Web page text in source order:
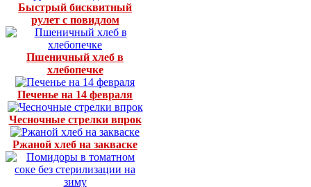
Быстрый бисквитный
рулет с повидлом
Пшеничный хлеб в
хлебопечке
Печенье на 14 февраля
Чесночные стрелки впрок
Ржаной хлеб на закваске